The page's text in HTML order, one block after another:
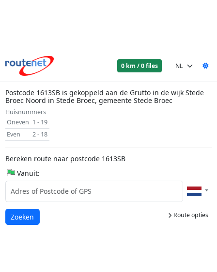
0 km / 0 files
Postcode 1613SB is gekoppeld aan de Grutto in de wijk Stede
Broec Noord in Stede Broec, gemeente Stede Broec
Huisnummers
Oneven 1 - 19
Even
2 - 18
Bereken route naar postcode 1613SB
Vanuit:
Route opties
Laden...
Zoeken